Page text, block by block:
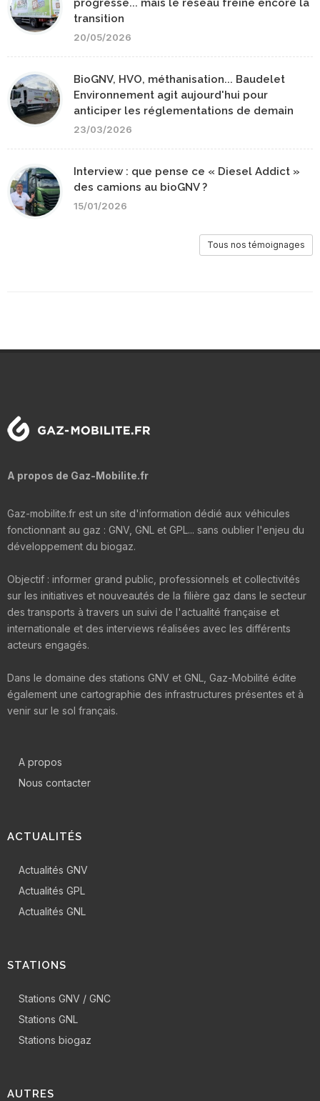
transition
20/05/2026
BioGNV, HVO, méthanisation... Baudelet
Environnement agit aujourd'hui pour
anticiper les réglementations de demain
23/03/2026
Interview : que pense ce « Diesel Addict »
des camions au bioGNV ?
15/01/2026
Tous nos témoignages
A propos de Gaz-Mobilite.fr
Gaz-mobilite.fr est un site d'information dédié aux véhicules
fonctionnant au gaz : GNV, GNL et GPL... sans oublier l'enjeu du
développement du biogaz.
Objectif : informer grand public, professionnels et collectivités
sur les initiatives et nouveautés de la filière gaz dans le secteur
des transports à travers un suivi de l'actualité française et
internationale et des interviews réalisées avec les différents
acteurs engagés.
Dans le domaine des stations GNV et GNL, Gaz-Mobilité édite
également une cartographie des infrastructures présentes et à
venir sur le sol français.
A propos
Nous contacter
ACTUALITÉS
Actualités GNV
Actualités GPL
Actualités GNL
STATIONS
Stations GNV / GNC
Stations GNL
Stations biogaz
AUTRES